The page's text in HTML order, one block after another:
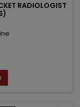
RADIOLOGIST